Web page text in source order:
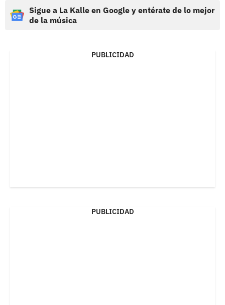
Sigue a La Kalle en Google y entérate de lo mejor
de la música
PUBLICIDAD
PUBLICIDAD